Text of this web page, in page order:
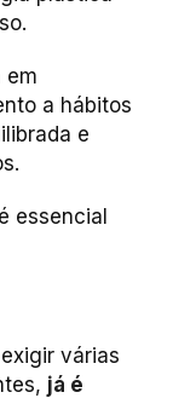
em
a hábitos
e
essencial
várias
já é